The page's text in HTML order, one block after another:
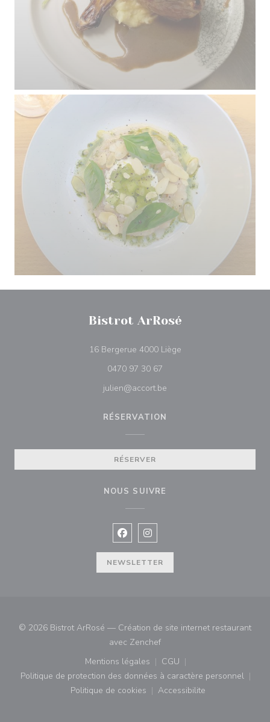
Bistrot ArRosé
16 Bergerue 4000 Liège((ouvre une nouvelle
0470 97 30 67
julien@accort.be
RÉSERVATION
RÉSERVER
NOUS SUIVRE
Facebook ((ouvre une nouvelle
Instagram ((ouvre une
NEWSLETTER
© 2026 Bistrot ArRosé — Création de site internet restaurant
avec Zenchef((ouvre une nouvelle
Mentions légales
((ouvre une nouvelle fenêtre))
CGU
((ouvre une nouvelle
Politique de protection des données à caractère personnel
((ouvre une nouvelle fenêtre))
Politique de cookies
((ouvre une nouvelle fenêtre))
Accessibilite
((ouvre une nouvelle